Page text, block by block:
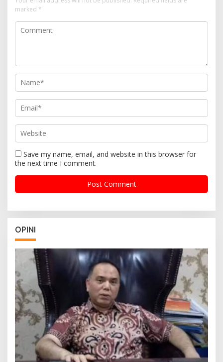
marked *
Save my name, email, and website in this browser for
the next time I comment.
OPINI